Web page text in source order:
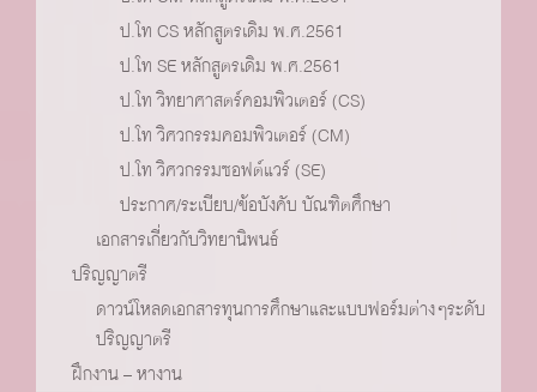
ป.โท CS หลักสูตรเดิม พ.ศ.2561
ป.โท SE หลักสูตรเดิม พ.ศ.2561
ป.โท วิทยาศาสตร์คอมพิวเตอร์ (CS)
ป.โท วิศวกรรมคอมพิวเตอร์ (CM)
ป.โท วิศวกรรมซอฟต์แวร์ (SE)
ประกาศ/ระเบียบ/ข้อบังคับ บัณฑิตศึกษา
เอกสารเกี่ยวกับวิทยานิพนธ์
ปริญญาตรี
ดาวน์โหลดเอกสารทุนการศึกษาและแบบฟอร์มต่างๆระดับ
ปริญญาตรี
ฝึกงาน – หางาน